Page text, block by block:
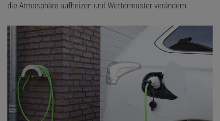
die Atmosphäre aufheizen und Wettermuster verändern.